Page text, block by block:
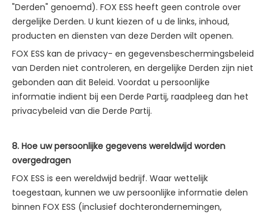
"Derden" genoemd). FOX ESS heeft geen controle over
dergelijke Derden. U kunt kiezen of u de links, inhoud,
producten en diensten van deze Derden wilt openen.
FOX ESS kan de privacy- en gegevensbeschermingsbeleid
van Derden niet controleren, en dergelijke Derden zijn niet
gebonden aan dit Beleid. Voordat u persoonlijke
informatie indient bij een Derde Partij, raadpleeg dan het
privacybeleid van die Derde Partij.
8. Hoe uw persoonlijke gegevens wereldwijd worden
overgedragen
FOX ESS is een wereldwijd bedrijf. Waar wettelijk
toegestaan, kunnen we uw persoonlijke informatie delen
binnen FOX ESS (inclusief dochterondernemingen,